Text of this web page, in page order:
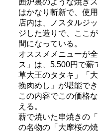
囲炉裏のような焼き
はかなり斬新で、使
店内は、ノスタルジ
ジした造りで、ここ
間になっている。
オススメメニューが
ス」は、5,500円で薪
草大王のタタキ」「
挽肉めし」が堪能でき
この内容でこの価格
える。
薪で焼いた串焼きの
の名物の「大摩桜の